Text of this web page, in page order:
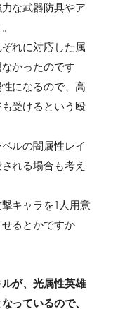
な武器防具やア
れに対応した属
かったのです
になるので、高
受けるという殴
ルの闇属性レイ
れる場合も考え
キャラを1人用意
るとかですか
が、光属性英雄
っているので、